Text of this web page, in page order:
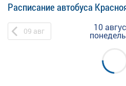
Расписание автобуса
09 авг 10